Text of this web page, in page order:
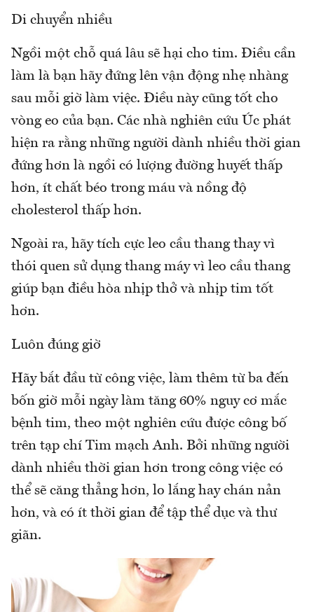
Di chuyển nhiều
Ngồi một chỗ quá lâu sẽ hại cho tim. Điều cần
làm là bạn hãy đứng lên vận động nhẹ nhàng
sau mỗi giờ làm việc. Điều này cũng tốt cho
vòng eo của bạn. Các nhà nghiên cứu Úc phát
hiện ra rằng những người dành nhiều thời gian
đứng hơn là ngồi có lượng đường huyết thấp
hơn, ít chất béo trong máu và nồng độ
cholesterol thấp hơn.
Ngoài ra, hãy tích cực leo cầu thang thay vì
thói quen sử dụng thang máy vì leo cầu thang
giúp bạn điều hòa nhịp thở và nhịp tim tốt
hơn.
Luôn đúng giờ
Hãy bắt đầu từ công việc, làm thêm từ ba đến
bốn giờ mỗi ngày làm tăng 60% nguy cơ mắc
bệnh tim, theo một nghiên cứu được công bố
trên tạp chí Tim mạch Anh. Bởi những người
dành nhiều thời gian hơn trong công việc có
thể sẽ căng thẳng hơn, lo lắng hay chán nản
hơn, và có ít thời gian để tập thể dục và thư
giãn.